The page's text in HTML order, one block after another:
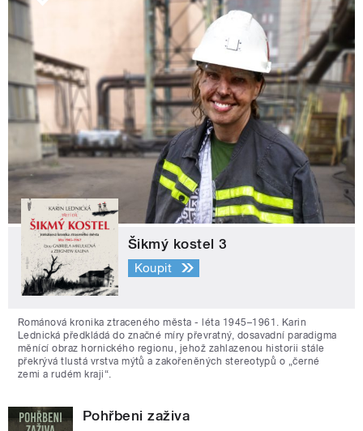
Šikmý kostel 3
Koupit
Románová kronika ztraceného města - léta 1945–1961. Karin
Lednická předkládá do značné míry převratný, dosavadní paradigma
měnící obraz hornického regionu, jehož zahlazenou historii stále
překrývá tlustá vrstva mýtů a zakořeněných stereotypů o „černé
zemi a rudém kraji“.
Pohřbeni zaživa